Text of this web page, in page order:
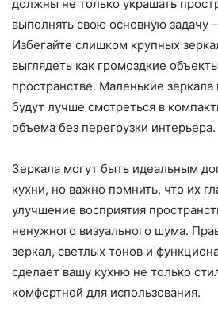
должны не только украшать
выполнять свою основную задачу
Избегайте слишком крупных
выглядеть как громоздкие
пространстве. Маленькие зеркала
будут лучше смотреться в
объема без перегрузки интерьера.
Зеркала могут быть идеальным
кухни, но важно помнить, что их
улучшение восприятия
ненужного визуального шума.
зеркал, светлых тонов и
сделает вашу кухню не только
комфортной для использования.